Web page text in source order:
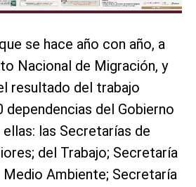
se hace año con año, a
Nacional de Migración, y
resultado del trabajo
dependencias del Gobierno
las Secretarías de
del Trabajo; Secretaría
Medio Ambiente; Secretaría